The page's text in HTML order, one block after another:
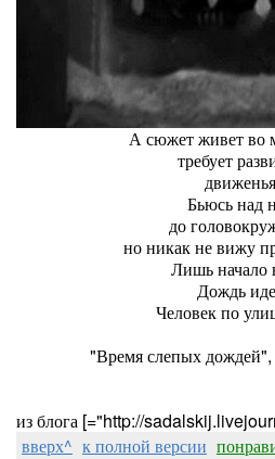
А сюжет живет во
требует
Бьюсь над
до
но никак не вижу
Лишь начало
Дождь
Человек по
"Время слепых
из блога [="http://
вверх^ к полной версии